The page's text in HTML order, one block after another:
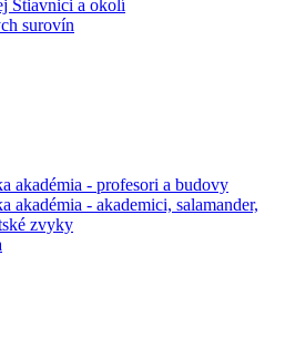
Štiavnici a okolí
surovín
akadémia - profesori a budovy
akadémia - akademici, salamander,
zvyky